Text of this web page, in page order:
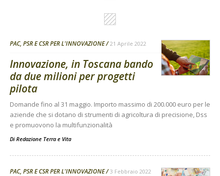
PAC, PSR E CSR PER L'INNOVAZIONE 21 Aprile 2022
Innovazione, in Toscana bando
da due milioni per progetti
pilota
Domande fino al 31 maggio. Importo massimo di 200.000 euro per le
aziende che si dotano di strumenti di agricoltura di precisione, Dss
e promuovono la multifunzionalità
Di Redazione Terra e Vita
PAC, PSR E CSR PER L'INNOVAZIONE 3 Febbraio 2022